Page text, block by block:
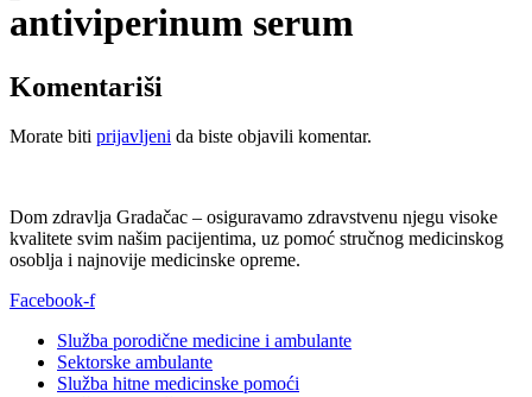
antiviperinum serum
Komentariši
Morate biti prijavljeni da biste objavili komentar.
Dom zdravlja Gradačac – osiguravamo zdravstvenu njegu visoke
kvalitete svim našim pacijentima, uz pomoć stručnog medicinskog
osoblja i najnovije medicinske opreme.
Facebook-f
Služba porodične medicine i ambulante
Sektorske ambulante
Služba hitne medicinske pomoći